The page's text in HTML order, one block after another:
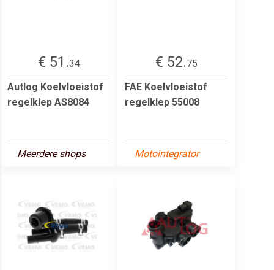
€ 51.34
Autlog Koelvloeistof
regelklep AS8084
Meerdere shops
€ 52.75
FAE Koelvloeistof
regelklep 55008
Motointegrator